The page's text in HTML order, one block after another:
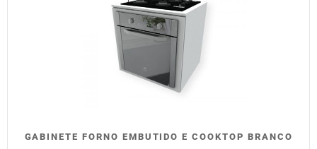
GABINETE FORNO EMBUTIDO E COOKTOP BRANCO